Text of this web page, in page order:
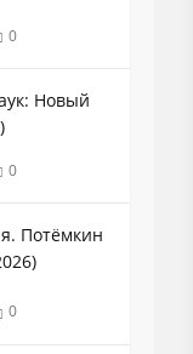
0
Новый
0
Потёмкин
0